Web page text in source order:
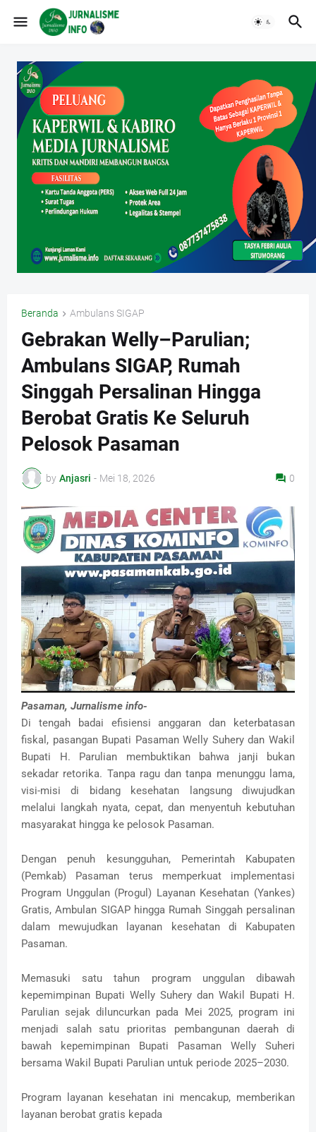
Beranda Ambulans SIGAP
Gebrakan Welly–Parulian;
Ambulans SIGAP, Rumah
Singgah Persalinan Hingga
Berobat Gratis Ke Seluruh
Pelosok Pasaman
by Anjasri - Mei 18, 2026 0
Pasaman, Jurnalisme info-
Di tengah badai efisiensi anggaran dan keterbatasan
fiskal, pasangan Bupati Pasaman Welly Suhery dan Wakil
Bupati H. Parulian membuktikan bahwa janji bukan
sekadar retorika. Tanpa ragu dan tanpa menunggu lama,
visi-misi di bidang kesehatan langsung diwujudkan
melalui langkah nyata, cepat, dan menyentuh kebutuhan
masyarakat hingga ke pelosok Pasaman.
Dengan penuh kesungguhan, Pemerintah Kabupaten
(Pemkab) Pasaman terus memperkuat implementasi
Program Unggulan (Progul) Layanan Kesehatan (Yankes)
Gratis, Ambulan SIGAP hingga Rumah Singgah persalinan
dalam mewujudkan layanan kesehatan di Kabupaten
Pasaman.
Memasuki satu tahun program unggulan dibawah
kepemimpinan Bupati Welly Suhery dan Wakil Bupati H.
Parulian sejak diluncurkan pada Mei 2025, program ini
menjadi salah satu prioritas pembangunan daerah di
bawah kepemimpinan Bupati Pasaman Welly Suheri
bersama Wakil Bupati Parulian untuk periode 2025–2030.
Program layanan kesehatan ini mencakup, memberikan
layanan berobat gratis kepada